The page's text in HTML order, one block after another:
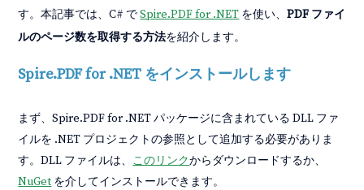
す。本記事では、C# でSpire.PDF for .NET を使い、PDF ファイ
ルのページ数を取得する方法を紹介します。
Spire.PDF for .NET をインストールします
まず、Spire.PDF for .NET パッケージに含まれている DLL ファ
イルを .NET プロジェクトの参照として追加する必要がありま
す。DLL ファイルは、 このリンクからダウンロードするか、
NuGet を介してインストールできます。